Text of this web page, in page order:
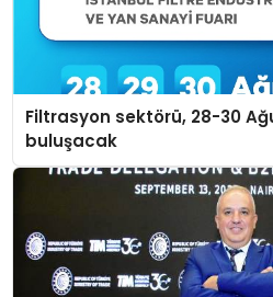
Filtrasyon sektörü, 28-30
buluşacak